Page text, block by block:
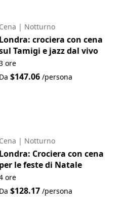
Cena | Notturno
Londra: crociera con cena
Tamigi e jazz dal vivo
ore
Da $147.06/persona
Cena | Notturno
Londra: Crociera con cena
per le feste di Natale
ore
Da $128.17/persona